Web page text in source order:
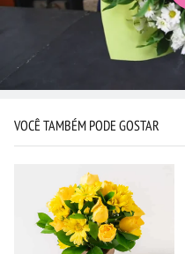
VOCÊ TAMBÉM PODE GOSTAR